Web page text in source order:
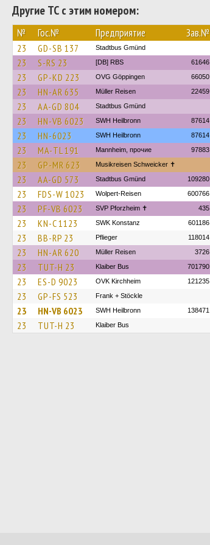
Другие ТС с этим номером:
№ Гос.№ Предприятие Зав.№
23 GD-SB 137 Stadtbus Gmünd
23 S-RS 23 [DB] RBS 61646
23 GP-KD 223 OVG Göppingen 66050
23 HN-AR 635 Müller Reisen 22459
23 AA-GD 804 Stadtbus Gmünd
23 HN-VB 6023 SWH Heilbronn 87614
23 HN-6023 SWH Heilbronn 87614
23 MA-TL 191 Mannheim, прочие 97883
23 GP-MR 623 Musikreisen Schweicker ✝
23 AA-GD 573 Stadtbus Gmünd 109280
23 FDS-W 1023 Wolpert-Reisen 600766
23 PF-VB 6023 SVP Pforzheim ✝ 435
23 KN-C 1123 SWK Konstanz 601186
23 BB-RP 23 Pflieger 118014
23 HN-AR 620 Müller Reisen 3726
23 TUT-H 23 Klaiber Bus 701790
23 ES-D 9023 OVK Kirchheim 121235
23 GP-FS 523 Frank + Stöckle
23 HN-VB 6023 SWH Heilbronn 138471
23 TUT-H 23 Klaiber Bus